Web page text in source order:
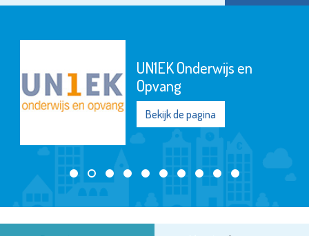
UN1EK Onderwijs en
Opvang
Bekijk de pagina